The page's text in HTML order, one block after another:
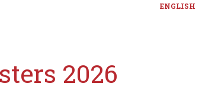
ENGLISH
2026